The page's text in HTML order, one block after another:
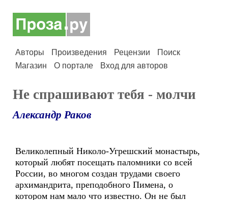
Авторы Произведения Рецензии
Поиск
Магазин
О портале Вход для авторов
Не спрашивают тебя - молчи
Александр Раков
Великолепный Николо-Угрешский монастырь,
который любят посещать паломники со всей
России, во многом создан трудами своего
архимандрита, преподобного Пимена, о
котором нам мало что известно. Он не был